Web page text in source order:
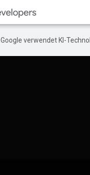
Google verwendet KI-